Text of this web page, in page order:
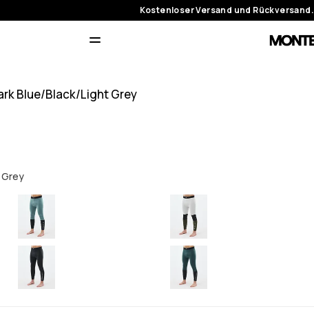
Kostenloser Versand und Rückversand.
Blue/Black/Light Grey